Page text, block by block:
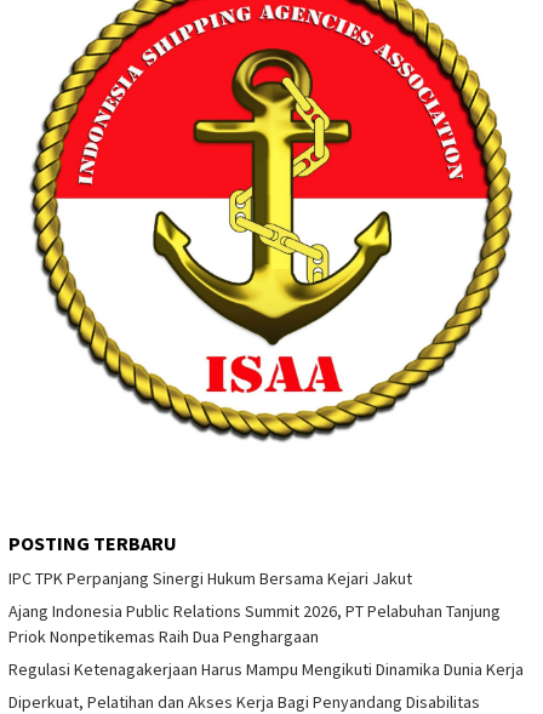
POSTING TERBARU
IPC TPK Perpanjang Sinergi Hukum Bersama Kejari Jakut
Ajang Indonesia Public Relations Summit 2026, PT Pelabuhan Tanjung
Priok Nonpetikemas Raih Dua Penghargaan
Regulasi Ketenagakerjaan Harus Mampu Mengikuti Dinamika Dunia Kerja
Diperkuat, Pelatihan dan Akses Kerja Bagi Penyandang Disabilitas